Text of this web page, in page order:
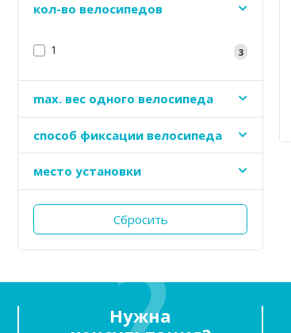
кол-во велосипедов
1 3
maх. вес одного велосипеда
способ фиксации велосипеда
место установки
Сбросить
Нужна